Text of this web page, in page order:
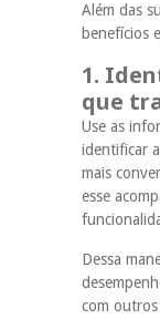
Além das
benefícios
1.
que
Use as
identificar
mais
esse
Dessa
com